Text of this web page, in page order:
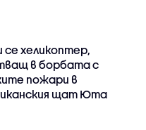
се хеликоптер,
в борбата с
пожари в
щат Юта